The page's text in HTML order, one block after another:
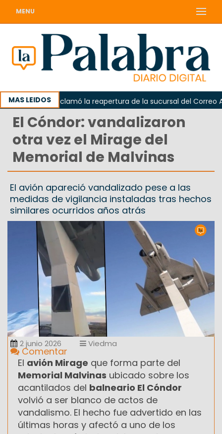
MENU
MAS LEIDOS
Odarda reclamó la reapertura de la sucursal del Correo
El Cóndor: vandalizaron
otra vez el Mirage del
Memorial de Malvinas
El avión apareció vandalizado pese a las
medidas de vigilancia instaladas tras hechos
similares ocurridos años atrás
2 junio 2026 Viedma
Comentar
El avión Mirage que forma parte del
Memorial Malvinas ubicado sobre los
acantilados del balneario El Cóndor
volvió a ser blanco de actos de
vandalismo. El hecho fue advertido en las
últimas horas y afectó a uno de los